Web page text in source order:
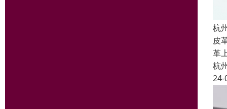
杭
皮
革
杭
24-